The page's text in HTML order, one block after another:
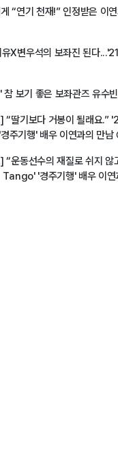
“연기 천재!” 인정받은 이
유X변우석의 보좌진 된다
참 보기 좋은 보좌관즈 유수
“딸기보다 거봉이 될래요.”
주기행' 배우 이연과의 만
“운동선수의 재질로 쉬지 않
Tango' '경주기행' 배우 이